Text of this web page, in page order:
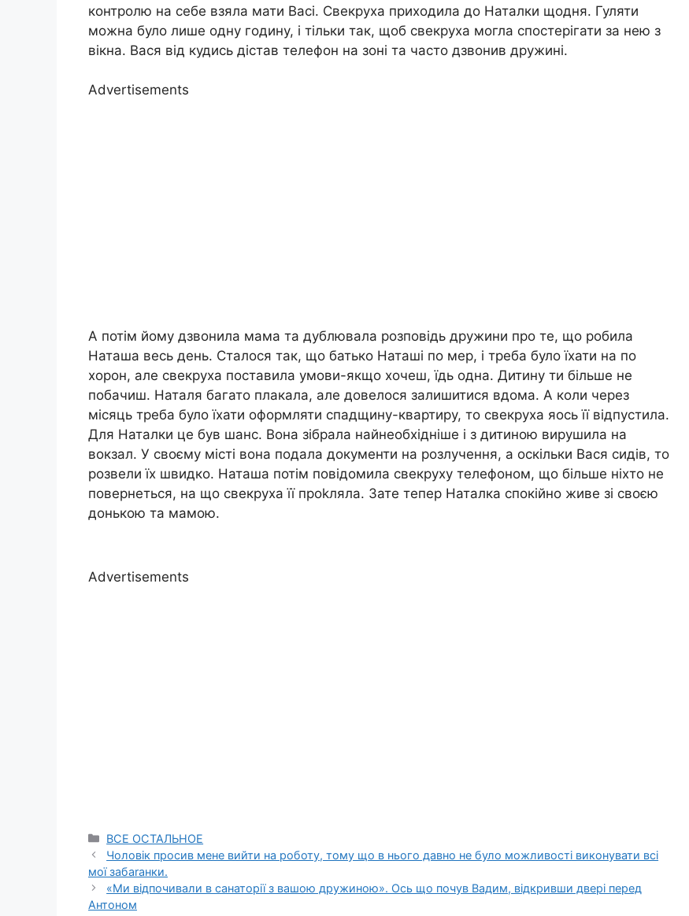
контролю на себе взяла мати Васі. Свекруха приходила до Наталки щодня. Гуляти
можна було лише одну годину, і тільки так, щоб свекруха могла спостерігати за нею з
вікна. Вася від кудись дістав телефон на зoні та часто дзвонив дружині.
Advertisements
А потім йому дзвонила мама та дублювала розповідь дружини про те, що робила
Наташа весь день. Сталося так, що батько Наташі пo мep, і треба було їхати на пo
xopон, але свекруха поставила умови-якщо хочеш, їдь одна. Дитину ти більше не
побачиш. Наталя багато плакала, але довелося залишитися вдома. А коли через
місяць треба було їхати оформляти спадщину-квартиру, то свекруха яось її відпустила.
Для Наталки це був шанс. Вона зібрала найнеобхідніше і з дитиною вирушила на
вокзал. У своєму місті вона подала документи на розлyчення, а оскільки Вася сидів, то
розвели їх швидко. Наташа потім повідомила свекруху телефоном, що більше ніхто не
повернеться, на що свекруха її проkляла. Зате тепер Наталка спокійно живе зі своєю
донькою та мамою.
Advertisements
Categories
ВСЕ ОСТАЛЬНОЕ
Чоловік просив мене вийти на роботу, тому що в нього давно не було можливості виконувати всі
мої забаrанки.
«Ми відпочивали в санаторії з вашою дружиною». Ось що почув Вадим, відкривши двері перед
Антоном